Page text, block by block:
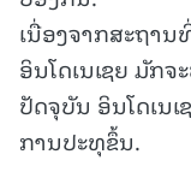
ເນື່ອງຈາກສະຖາ
ອິນໂດເນເຊຍ ມັກ
ປັດຈຸບັນ ອິນໂດເນ
ການປະທຸຂຶ້ນ.